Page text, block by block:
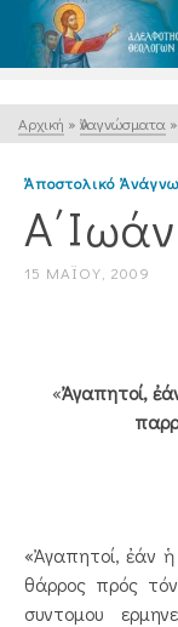
Αρχική » Ἀναγνώσματα »
Ἀποστολικό
15 ΜΑΪ́ΟΥ, 2009
«Ἀγαπητοί,
«Ἀγαπητοί, ἐάν ἡ
θάρρος πρός
συντομου